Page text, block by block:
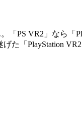
PS VR2」なら「
た「PlayStation